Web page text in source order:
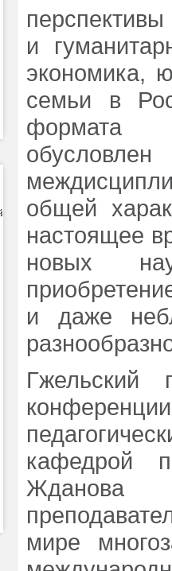
и
экономика,
семьи в
формата
общей
настоящее
новых
и даже
Гжельский
кафедрой
Жданова
мире